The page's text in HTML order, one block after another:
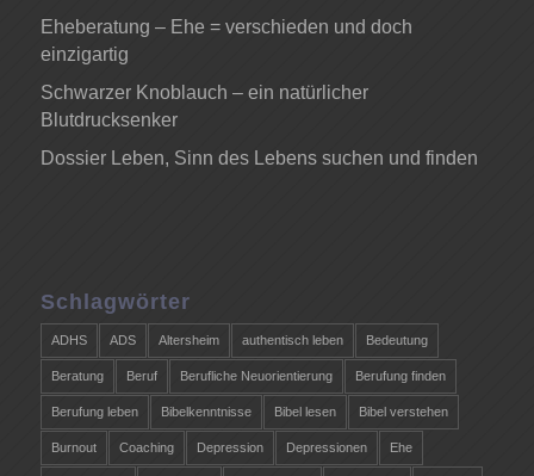
Eheberatung – Ehe = verschieden und doch
einzigartig
Schwarzer Knoblauch – ein natürlicher
Blutdrucksenker
Dossier Leben, Sinn des Lebens suchen und finden
Schlagwörter
ADHS ADS Altersheim authentisch leben Bedeutung
Beratung Beruf Berufliche Neuorientierung Berufung finden
Berufung leben Bibelkenntnisse Bibel lesen Bibel verstehen
Burnout Coaching Depression Depressionen Ehe